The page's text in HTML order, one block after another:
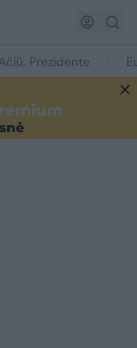
Ačiū, Prezidente